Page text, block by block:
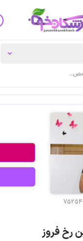
75254
رخ فروز